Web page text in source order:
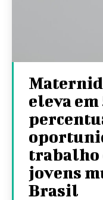
eleva
trabalho
jovens
Brasil